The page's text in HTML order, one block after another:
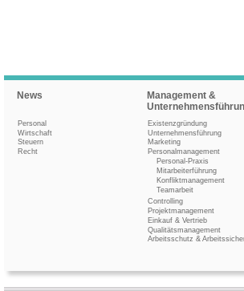
News
Personal
Wirtschaft
Steuern
Recht
Management &
Existenzgründung
Unternehmensführung
Marketing
Personalmanagement
Personal-Praxis
Mitarbeiterführung
Konfliktmanagement
Teamarbeit
Controlling
Projektmanagement
Einkauf & Vertrieb
Qualitätsmanagement
Arbeitsschutz &